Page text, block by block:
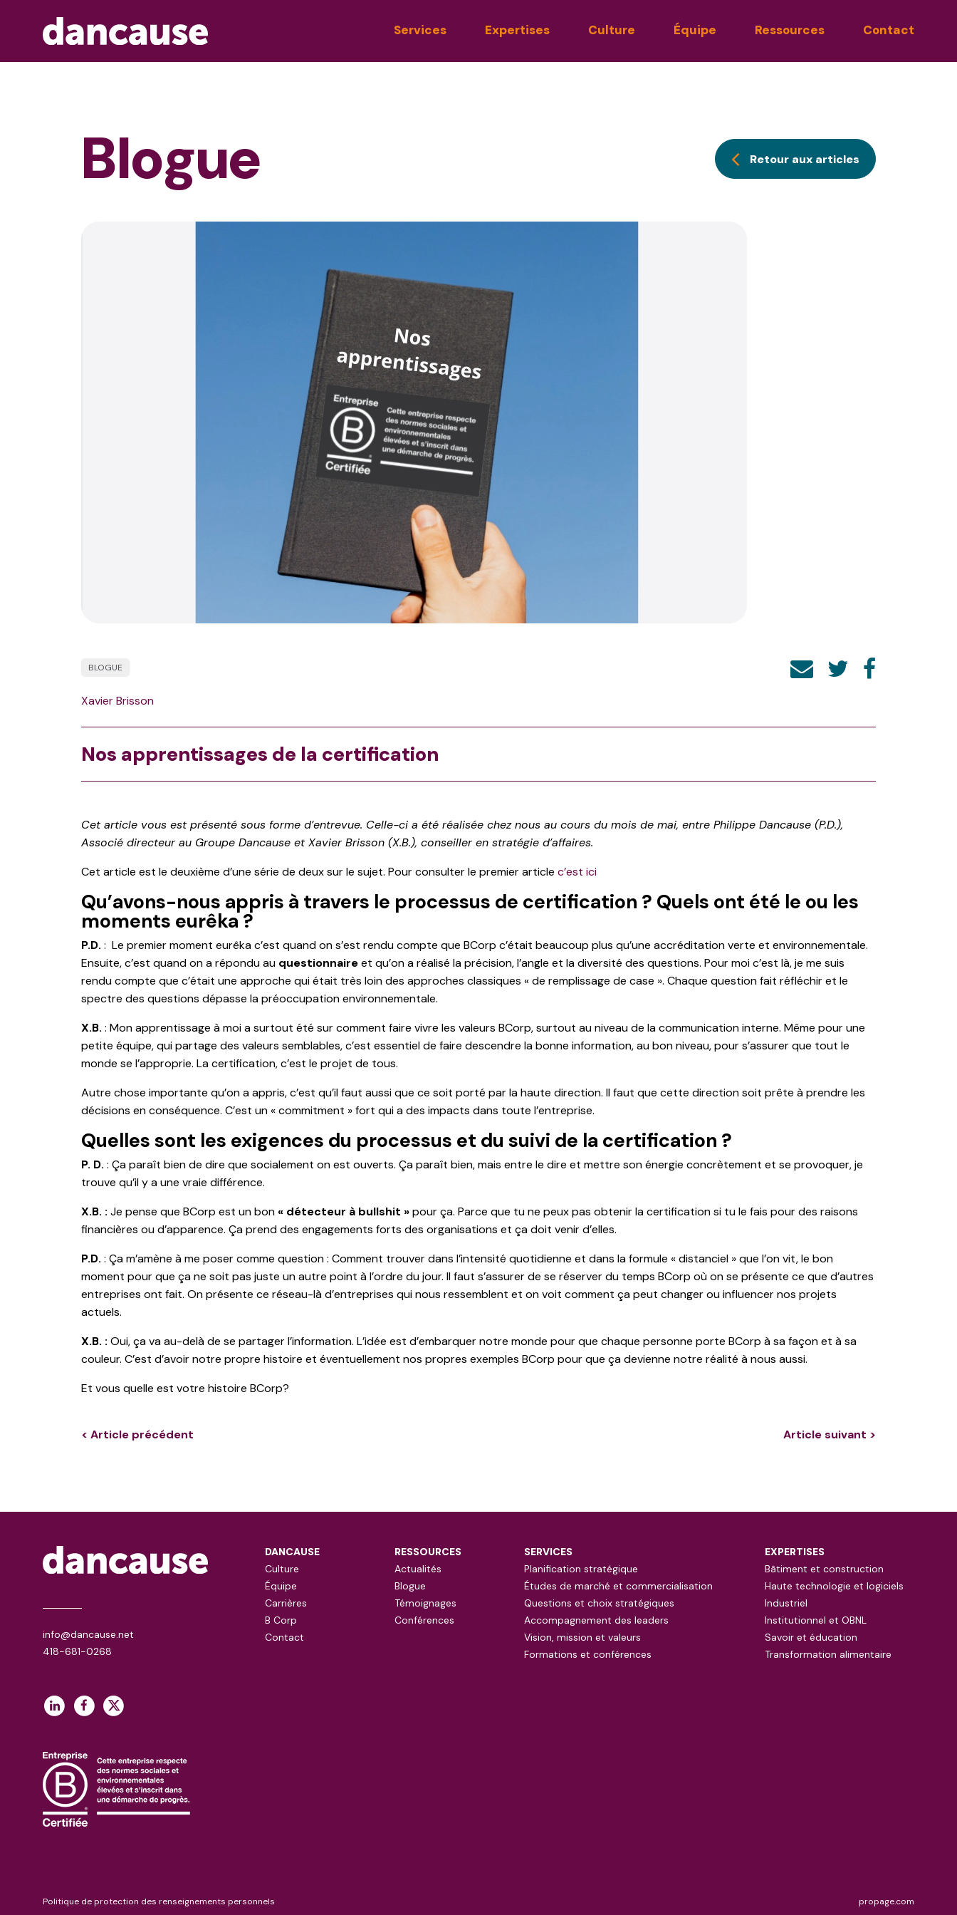
Services Expertises Culture Équipe Ressources Contact
Blogue Retour aux articles
BLOGUE
Xavier Brisson
Nos apprentissages de la certification
Cet article vous est présenté sous forme d’entrevue. Celle-ci a été réalisée chez nous au cours du mois de mai, entre Philippe Dancause (P.D.),
Associé directeur au Groupe Dancause et Xavier Brisson (X.B.), conseiller en stratégie d’affaires.
Cet article est le deuxième d’une série de deux sur le sujet. Pour consulter le premier article c’est ici
Qu’avons-nous appris à travers le processus de certification ? Quels ont été le ou les
moments eurêka ?
P.D. : Le premier moment eurêka c’est quand on s’est rendu compte que BCorp c’était beaucoup plus qu’une accréditation verte et environnementale.
Ensuite, c’est quand on a répondu au questionnaireet qu’on a réalisé la précision, l’angle et la diversité des questions. Pour moi c’est là, je me suis
rendu compte que c’était une approche qui était très loin des approches classiques « de remplissage de case ». Chaque question fait réfléchir et le
spectre des questions dépasse la préoccupation environnementale.
X.B. : Mon apprentissage à moi a surtout été sur comment faire vivre les valeurs BCorp, surtout au niveau de la communication interne. Même pour une
petite équipe, qui partage des valeurs semblables, c’est essentiel de faire descendre la bonne information, au bon niveau, pour s’assurer que tout le
monde se l’approprie. La certification, c’est le projet de tous.
Autre chose importante qu’on a appris, c’est qu’il faut aussi que ce soit porté par la haute direction. Il faut que cette direction soit prête à prendre les
décisions en conséquence. C’est un « commitment » fort qui a des impacts dans toute l’entreprise.
Quelles sont les exigences du processus et du suivi de la certification ?
P. D. : Ça paraît bien de dire que socialement on est ouverts. Ça paraît bien, mais entre le dire et mettre son énergie concrètement et se provoquer, je
trouve qu’il y a une vraie différence.
X.B. : Je pense que BCorp est un bon« détecteur à bullshit »pour ça. Parce que tu ne peux pas obtenir la certification si tu le fais pour des raisons
financières ou d’apparence. Ça prend des engagements forts des organisations et ça doit venir d’elles.
P.D. : Ça m’amène à me poser comme question : Comment trouver dans l’intensité quotidienne et dans la formule « distanciel » que l’on vit, le bon
moment pour que ça ne soit pas juste un autre point à l’ordre du jour. Il faut s’assurer de se réserver du temps BCorp où on se présente ce que d’autres
entreprises ont fait. On présente ce réseau-là d’entreprises qui nous ressemblent et on voit comment ça peut changer ou influencer nos projets
actuels.
X.B. : Oui, ça va au-delà de se partager l’information. L’idée est d’embarquer notre monde pour que chaque personne porte BCorp à sa façon et à sa
couleur. C’est d’avoir notre propre histoire et éventuellement nos propres exemples BCorp pour que ça devienne notre réalité à nous aussi.
Et vous quelle est votre histoire BCorp?
< Article précédent Article suivant >
info@dancause.net
418-681-0268
DANCAUSE
Culture
Équipe
Carrières
B Corp
Contact
RESSOURCES
Actualités
Blogue
Témoignages
Conférences
SERVICES
Planification stratégique
Études de marché et commercialisation
Questions et choix stratégiques
Accompagnement des leaders
Vision, mission et valeurs
Formations et conférences
EXPERTISES
Bâtiment et construction
Haute technologie et logiciels
Industriel
Institutionnel et OBNL
Savoir et éducation
Transformation alimentaire
Politique de protection des renseignements personnels propage.com